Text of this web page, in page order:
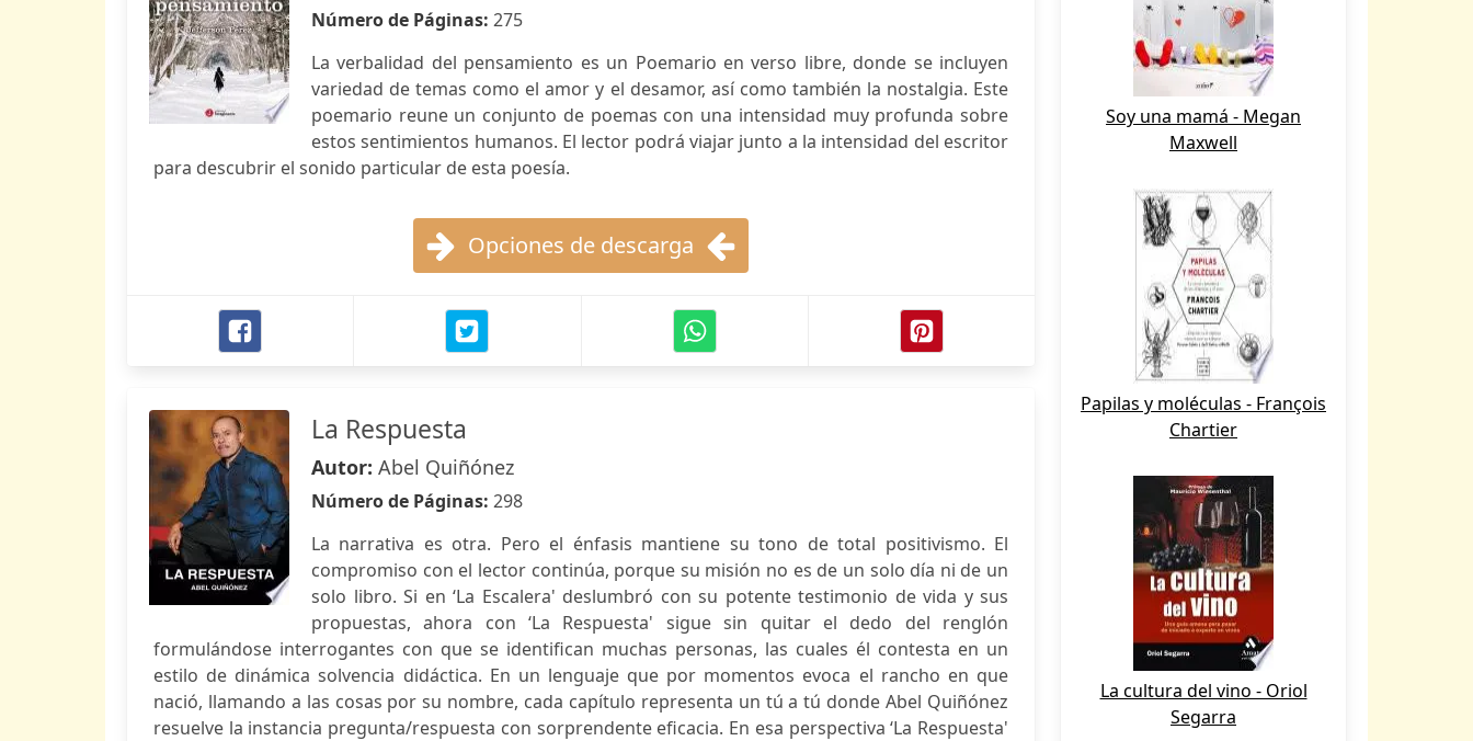
Número de Páginas: 275
La verbalidad del pensamiento es un Poemario en verso libre, donde se incluyen
variedad de temas como el amor y el desamor, así como también la nostalgia. Este
poemario reune un conjunto de poemas con una intensidad muy profunda sobre
estos sentimientos humanos. El lector podrá viajar junto a la intensidad del escritor
para descubrir el sonido particular de esta poesía.
Opciones de descarga
La Respuesta
Autor: Abel Quiñónez
Número de Páginas: 298
La narrativa es otra. Pero el énfasis mantiene su tono de total positivismo. El
compromiso con el lector continúa, porque su misión no es de un solo día ni de un
solo libro. Si en ‘La Escalera' deslumbró con su potente testimonio de vida y sus
propuestas, ahora con ‘La Respuesta' sigue sin quitar el dedo del renglón
formulándose interrogantes con que se identifican muchas personas, las cuales él contesta en un
estilo de dinámica solvencia didáctica. En un lenguaje que por momentos evoca el rancho en que
nació, llamando a las cosas por su nombre, cada capítulo representa un tú a tú donde Abel Quiñónez
resuelve la instancia pregunta/respuesta con sorprendente eficacia. En esa perspectiva ‘La Respuesta'
Soy una mamá - Megan
Maxwell
Papilas y moléculas - François
Chartier
La cultura del vino - Oriol
Segarra